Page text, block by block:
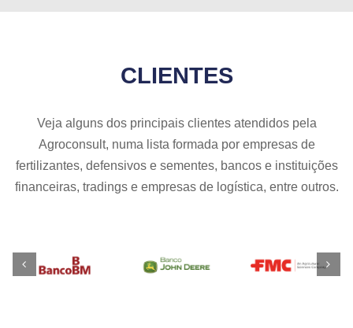
CLIENTES
Veja alguns dos principais clientes atendidos pela
Agroconsult, numa lista formada por empresas de
fertilizantes, defensivos e sementes, bancos e instituições
financeiras, tradings e empresas de logística, entre outros.